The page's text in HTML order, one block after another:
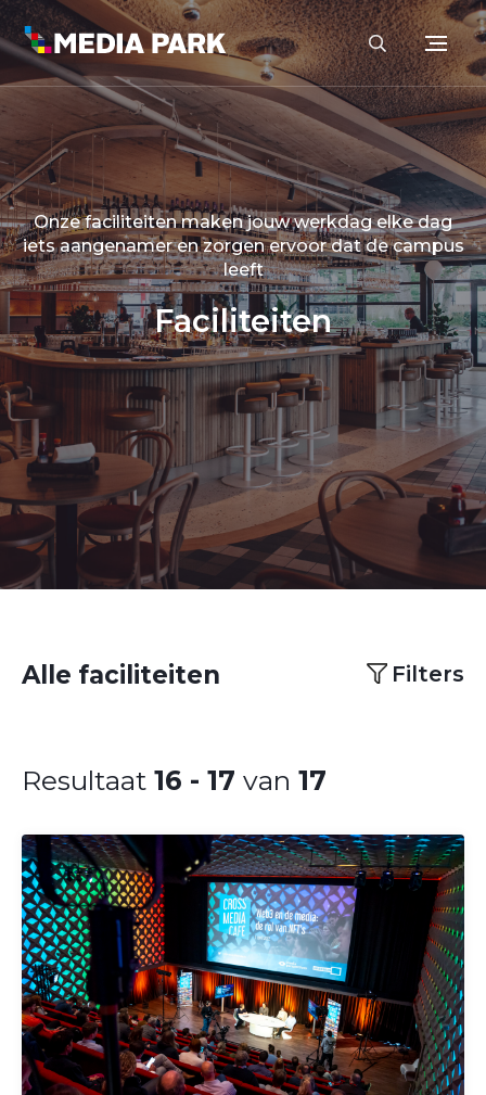
Onze faciliteiten maken jouw werkdag elke dag
iets aangenamer en zorgen ervoor dat de campus
leeft
Faciliteiten
Alle faciliteiten Filters
Resultaat 16 - 17 van 17